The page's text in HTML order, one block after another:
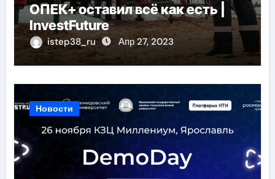
ОПЕК+ оставил всё как есть |
InvestFuture
istep38_ru Апр 27, 2023
Новости